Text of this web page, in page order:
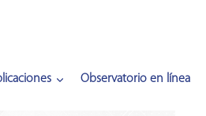
Observatorio en línea